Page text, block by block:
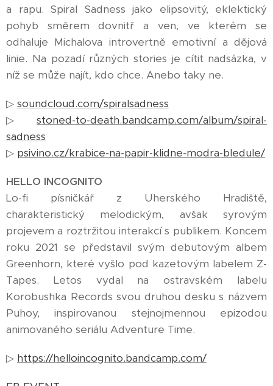
a rapu. Spiral Sadness jako elipsovitý, eklektický
pohyb směrem dovnitř a ven, ve kterém se
odhaluje Michalova introvertně emotivní a dějová
linie. Na pozadí různých stories je cítit nadsázka, v
níž se může najít, kdo chce. Anebo taky ne.
▷ soundcloud.com/spiralsadness
▷ stoned-to-death.bandcamp.com/album/spiral-
sadness
▷ psivino.cz/krabice-na-papir-klidne-modra-bledule/
HELLO INCOGNITO
Lo-fi písničkář z Uherského Hradiště,
charakteristický melodickým, avšak syrovým
projevem a roztržitou interakcí s publikem. Koncem
roku 2021 se představil svým debutovým albem
Greenhorn, které vyšlo pod kazetovým labelem Z-
Tapes. Letos vydal na ostravském labelu
Korobushka Records svou druhou desku s názvem
Puhoy, inspirovanou stejnojmennou epizodou
animovaného seriálu Adventure Time.
▷ https://helloincognito.bandcamp.com/